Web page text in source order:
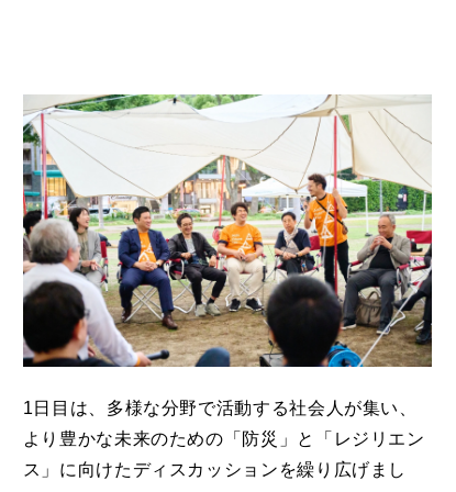
1日目は、多様な分野で活動する社会人が集い、
より豊かな未来のための「防災」と「レジリエン
ス」に向けたディスカッションを繰り広げまし